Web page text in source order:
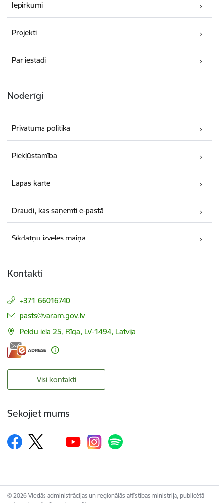
Iepirkumi
Projekti
Par iestādi
Noderīgi
Privātuma politika
Piekļūstamība
Lapas karte
Draudi, kas saņemti e-pastā
Sīkdatņu izvēles maiņa
Kontakti
+371 66016740
E-pasts:
pasts@varam.gov.lv
Peldu iela 25, Rīga, LV-1494, Latvija
Visi kontakti
Sekojiet mums
© 2026 Viedās administrācijas un reģionālās attīstības ministrija, publicētā